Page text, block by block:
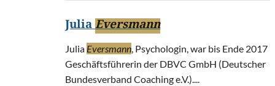
JuliaEversmann
Julia Eversmann, Psychologin, war bis Ende 2017
Geschäftsführerin der DBVC GmbH (Deutscher
Bundesverband Coaching e.V.)....